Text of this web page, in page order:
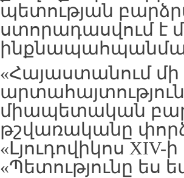
պետության
ստորադասվում է
«Հայաստանում մի
միապետական
թշվառականը
«Լյուդովիկոս
«Պետությունը ես